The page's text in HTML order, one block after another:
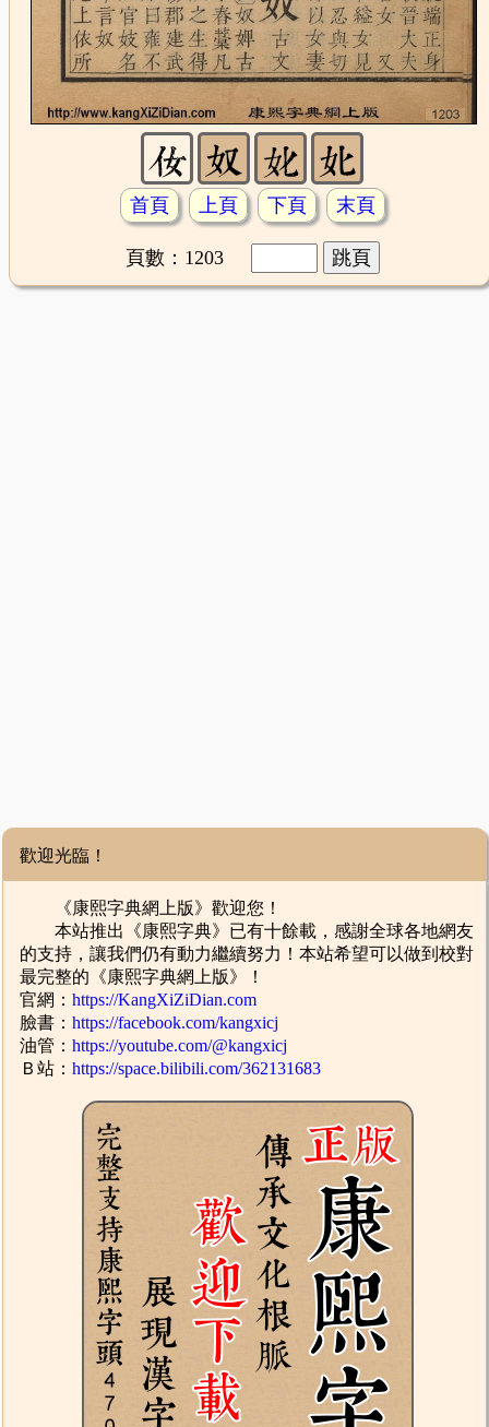
首頁 上頁 下頁 末頁
頁數：1203
歡迎光臨！
《康熙字典網上版》歡迎您！
本站推出《康熙字典》已有十餘載，感謝全球各地網友
的支持，讓我們仍有動力繼續努力！本站希望可以做到校對
最完整的《康熙字典網上版》！
官網：https://KangXiZiDian.com
臉書：https://facebook.com/kangxicj
油管：https://youtube.com/@kangxicj
Ｂ站：https://space.bilibili.com/362131683